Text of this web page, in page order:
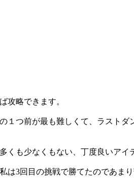
攻略できます。
つ前が最も難しくて、ラストダ
も少なくもない、丁度良いアイ
3回目の挑戦で勝てたのであま